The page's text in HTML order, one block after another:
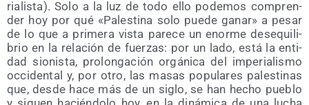
ria­lis­ta). Solo a la luz de todo ello pode­mos com­pren­
der hoy por qué «Pales­ti­na solo pue­de ganar» a pesar
de lo que a pri­me­ra vis­ta pare­ce un enor­me des­equi­li­
brio en la rela­ción de fuer­zas: por un lado, está la enti­
dad sio­nis­ta, pro­lon­ga­ción orgá­ni­ca del impe­ria­lis­mo
occi­den­tal y, por otro, las masas popu­la­res pales­ti­nas
que, des­de hace más de un siglo, se han hecho pue­blo